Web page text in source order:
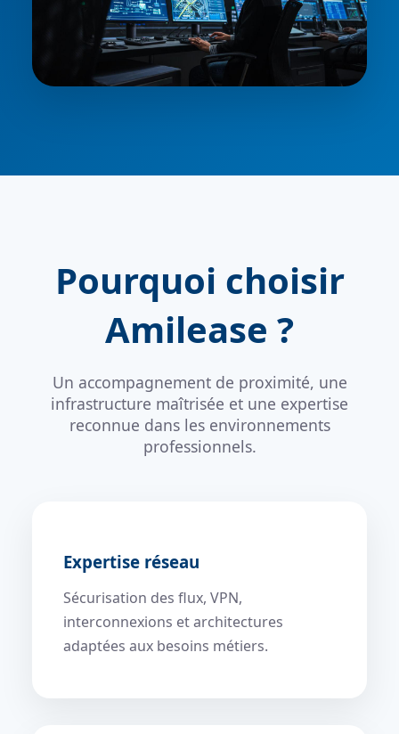
Pourquoi choisir
Amilease ?
Un accompagnement de proximité, une
infrastructure maîtrisée et une expertise
reconnue dans les environnements
professionnels.
Expertise réseau
Sécurisation des flux, VPN,
interconnexions et architectures
adaptées aux besoins métiers.